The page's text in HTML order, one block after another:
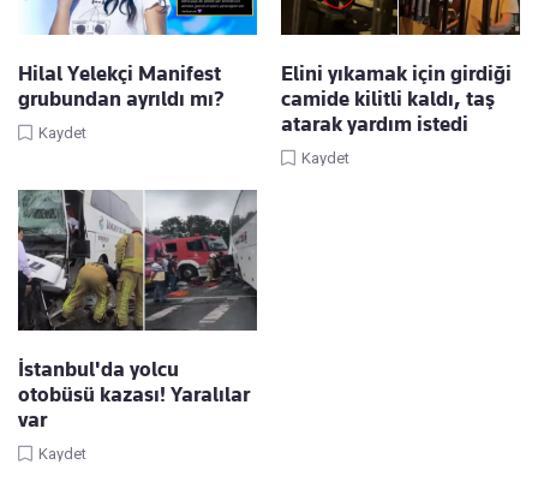
Hilal Yelekçi Manifest
grubundan ayrıldı mı?
Kaydet
Elini yıkamak için girdiği
camide kilitli kaldı, taş
atarak yardım istedi
Kaydet
İstanbul'da yolcu
otobüsü kazası! Yaralılar
var
Kaydet